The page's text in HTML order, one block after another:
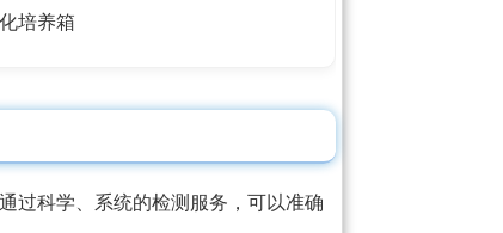
培养箱
过科学、系统的检测服务，可以准确